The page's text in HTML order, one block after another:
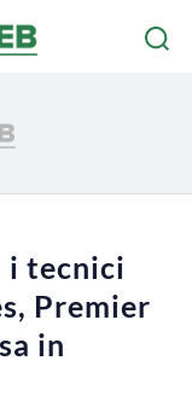
i tecnici
Premier
in